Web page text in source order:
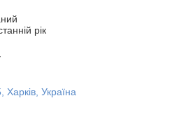
рік
Україна